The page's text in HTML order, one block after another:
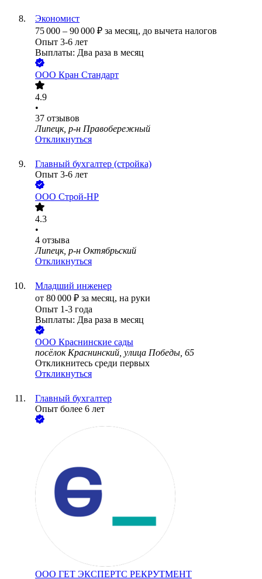
Экономист
75 000 – 90 000 ₽ за месяц, до вычета налогов
Опыт 3-6 лет
Выплаты: Два раза в месяц
ООО Кран Стандарт
4.9
•
37 отзывов
Липецк, р-н Правобережный
Откликнуться
Главный бухгалтер (стройка)
Опыт 3-6 лет
ООО Строй-НР
4.3
•
4 отзыва
Липецк, р-н Октябрьский
Откликнуться
Младший инженер
от 80 000 ₽ за месяц, на руки
Опыт 1-3 года
Выплаты: Два раза в месяц
ООО Краснинские сады
посёлок Краснинский, улица Победы, 65
Откликнитесь среди первых
Откликнуться
Главный бухгалтер
Опыт более 6 лет
ООО ГЕТ ЭКСПЕРТС РЕКРУТМЕНТ